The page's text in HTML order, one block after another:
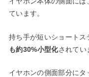
ています。
持ち手が短いショート
も約30%小型化されてい
イヤホンの側面部分にタ